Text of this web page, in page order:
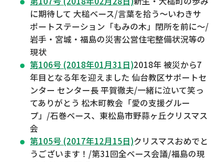
に期待して 大槌ベース/言葉を拾う～いわきサ
ポートステーション「もみの木」閉所を前に～/
岩手・宮城・福島の災害公営住宅整備状況等の
現状
第106号 (2018年01月31日)2018年 被災から7
年目となる年を迎えました 仙台教区サポートセ
ンター センター長 平賀徹夫/一緒に泣いて笑っ
てありがとう 松木町教会「愛の支援グルー
プ」/石巻ベース、東松島市野蒜ヶ丘クリスマス
会
第105号 (2017年12月15日)クリスマスおめでと
うございます！/第31回全ベース会議/福島の現